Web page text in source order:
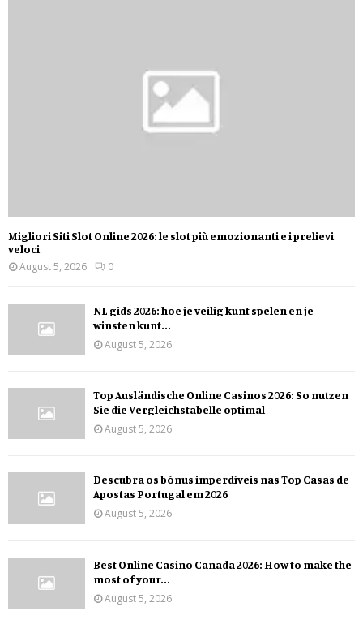
Migliori Siti Slot Online 2026: le slot più emozionanti e i prelievi
veloci
August 5, 2026
0
NL gids 2026: hoe je veilig kunt spelen en je
winsten kunt...
August 5, 2026
Top Ausländische Online Casinos 2026: So nutzen
Sie die Vergleichstabelle optimal
August 5, 2026
Descubra os bónus imperdíveis nas Top Casas de
Apostas Portugal em 2026
August 5, 2026
Best Online Casino Canada 2026: How to make the
most of your...
August 5, 2026